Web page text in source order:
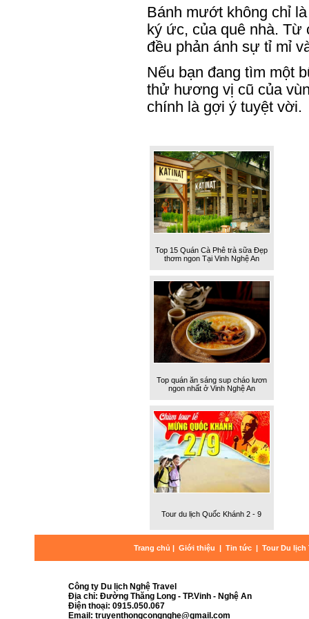
Bánh mướt không chỉ
ký ức, của quê nhà. Từ
đều phản ánh sự tỉ mỉ
Nếu bạn đang tìm một
thử hương vị cũ của
chính là gợi ý tuyệt vời.
Top 15 Quán Cà Phê trà sữa Đẹp
thơm ngon Tại Vinh Nghệ An
Top quán ăn sáng sup cháo lươn
ngon nhất ở Vinh Nghệ An
Tour du lịch Quốc Khánh 2 - 9
Trang chủ| Giới thiệu | Tin tức | Tour Du
Công ty Du lịch Nghệ Travel
Địa chỉ: Đường Thăng Long - TP.Vinh - Nghệ An
Điện thoại: 0915.050.067
Email: truyenthongcongnghe@gmail.com